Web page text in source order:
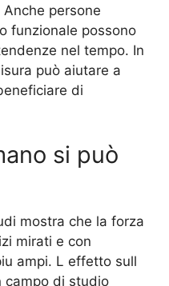
persone
funzionale possono
nel tempo. In
può aiutare a
di
si può
mostra che la forza
mirati e con
ampi. L effetto sull
campo di studio